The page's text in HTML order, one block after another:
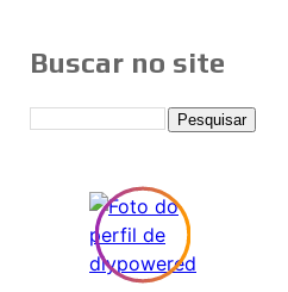
Buscar no site